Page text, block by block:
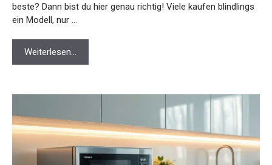
beste? Dann bist du hier genau richtig! Viele kaufen blindlings
ein Modell, nur …
Weiterlesen…